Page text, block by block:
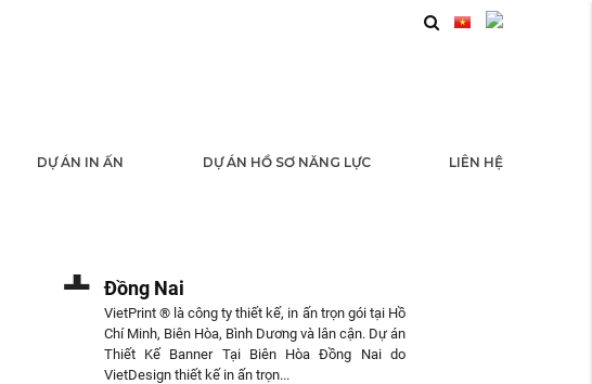
DỰ ÁN IN ẤN DỰ ÁN HỒ SƠ NĂNG LỰC LIÊN HỆ
Đồng Nai
VietPrint ® là công ty thiết kế, in ấn trọn gói tại Hồ
Chí Minh, Biên Hòa, Bình Dương và lân cận. Dự án
Thiết Kế Banner Tại Biên Hòa Đồng Nai do
VietDesign thiết kế in ấn trọn...